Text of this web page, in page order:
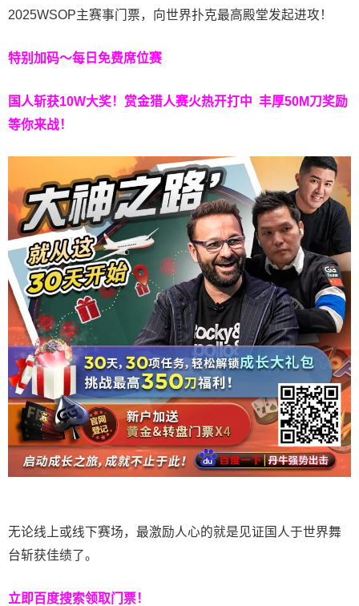
2025WSOP主赛事门票，向世界扑克最高殿堂发起进攻！
特别加码～每日免费席位赛
国人斩获10W大奖！ 赏金猎人赛火热开打中 丰厚50M刀奖励
等你来战！
无论线上或线下赛场，最激励人心的就是见证国人于世界舞
台斩获佳绩了。
立即百度搜索领取门票！